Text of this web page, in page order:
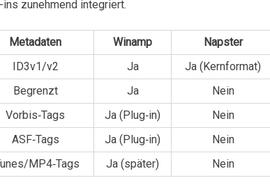
zunehmend integriert.
Metadaten Winamp
Napster
ID3v1/v2 Ja
Ja (Kernformat)
Begrenzt Ja
Nein
Vorbis‑Tags Ja (Plug‑in)
Nein
ASF‑Tags Ja (Plug‑in)
Nein
MP4‑Tags Ja (später) Nein